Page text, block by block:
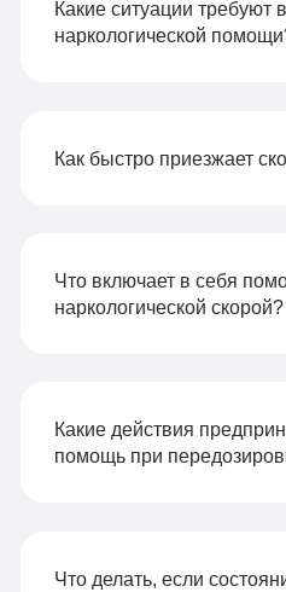
Какие ситуации требуют
наркологической
Как быстро приезжает
Что включает в себя
наркологической скорой?
Какие действия
помощь при
Что делать, если